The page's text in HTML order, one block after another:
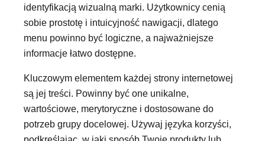
identyfikacją wizualną marki. Użytkownicy cenią
sobie prostotę i intuicyjność nawigacji, dlatego
menu powinno być logiczne, a najważniejsze
informacje łatwo dostępne.
Kluczowym elementem każdej strony internetowej
są jej treści. Powinny być one unikalne,
wartościowe, merytoryczne i dostosowane do
potrzeb grupy docelowej. Używaj języka korzyści,